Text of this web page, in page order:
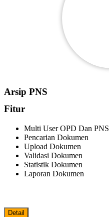
Arsip PNS
Fitur
Multi User OPD Dan PNS
Pencarian Dokumen
Upload Dokumen
Validasi Dokumen
Statistik Dokumen
Laporan Dokumen
Detail